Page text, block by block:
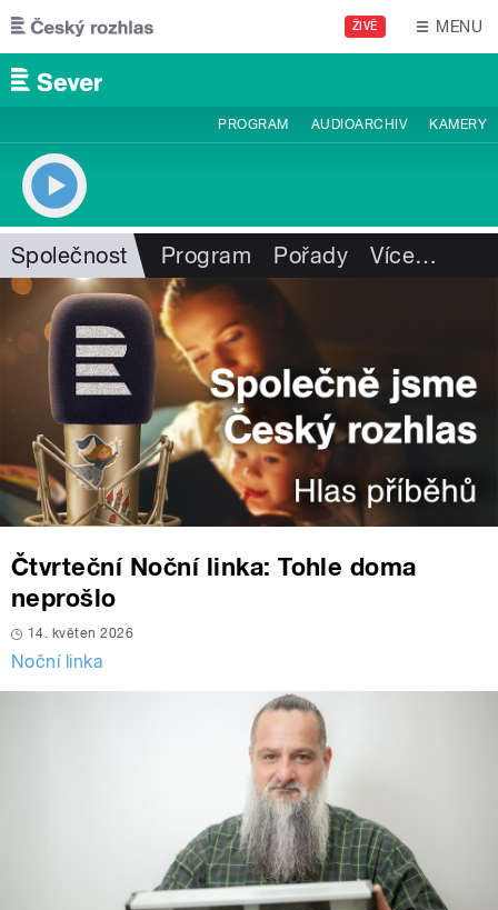
Přejít k hlavnímu obsahu
ŽIVĚ MENU
PROGRAM AUDIOARCHIV KAMERY
Společnost Program Pořady Více…
Čtvrteční Noční linka: Tohle doma
neprošlo
14. květen 2026
Noční linka